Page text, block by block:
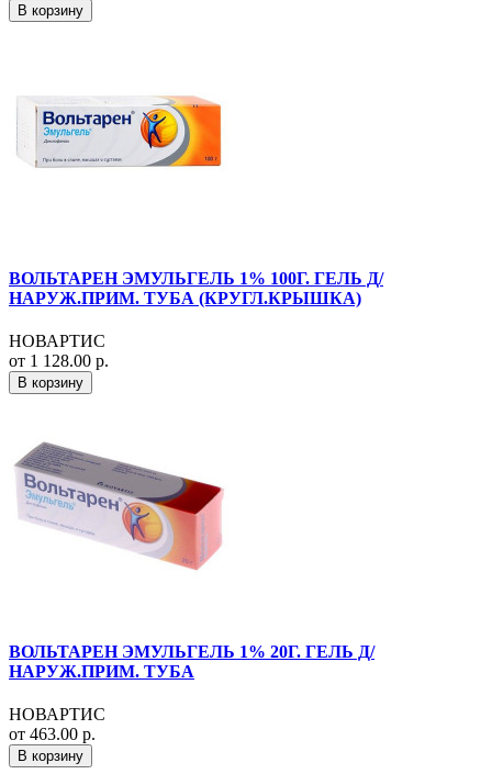
В корзину
ВОЛЬТАРЕН ЭМУЛЬГЕЛЬ 1% 100Г. ГЕЛЬ Д/
НАРУЖ.ПРИМ. ТУБА (КРУГЛ.КРЫШКА)
НОВАРТИС
от 1 128.00 р.
В корзину
ВОЛЬТАРЕН ЭМУЛЬГЕЛЬ 1% 20Г. ГЕЛЬ Д/
НАРУЖ.ПРИМ. ТУБА
НОВАРТИС
от 463.00 р.
В корзину